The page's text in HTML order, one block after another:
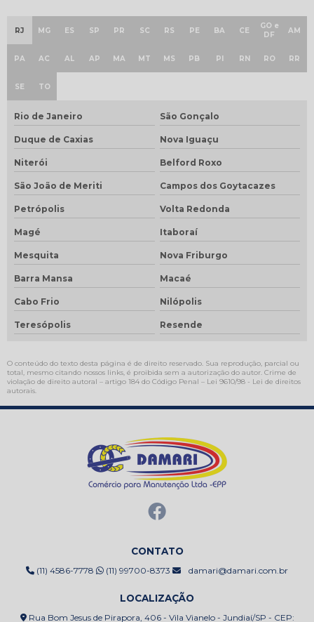
RJ MG ES SP PR SC RS PE BA CE
GO e
DF
AM
PA AC AL AP MA MT MS PB PI RN RO RR
SE TO
Rio de Janeiro São Gonçalo
Duque de Caxias Nova Iguaçu
Niterói Belford Roxo
São João de Meriti Campos dos Goytacazes
Petrópolis Volta Redonda
Magé Itaboraí
Mesquita Nova Friburgo
Barra Mansa Macaé
Cabo Frio Nilópolis
Teresópolis Resende
O conteúdo do texto desta página é de direito reservado. Sua reprodução, parcial ou
total, mesmo citando nossos links, é proibida sem a autorização do autor. Crime de
violação de direito autoral – artigo 184 do Código Penal – Lei 9610/98 - Lei de direitos
autorais.
CONTATO
(11) 4586-7778 (11) 99700-8373 damari@damari.com.br
LOCALIZAÇÃO
Rua Bom Jesus de Pirapora, 406 - Vila Vianelo - Jundiaí/SP - CEP: